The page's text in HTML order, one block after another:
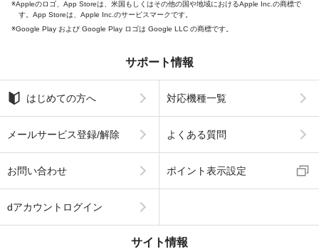
Appleのロゴ、App Storeは、米国もしくはその他の国や地域におけるApple Inc.の商標で
す。App Storeは、Apple Inc.のサービスマークです。
Google Play および Google Play ロゴは Google LLC の商標です。
サポート情報
はじめての方へ 対応機種一覧
メールサービス登録/解除 よくある質問
お問い合わせ ポイント表示設定
dアカウントログイン
サイト情報